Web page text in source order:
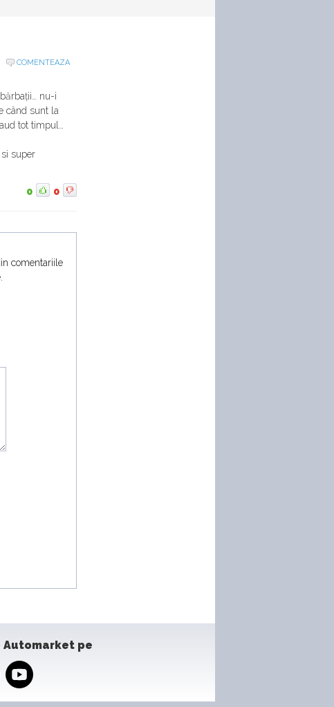
COMENTEAZA
nu-i
când sunt la
tot timpul…
super
0 0
comentariile
Automarket pe